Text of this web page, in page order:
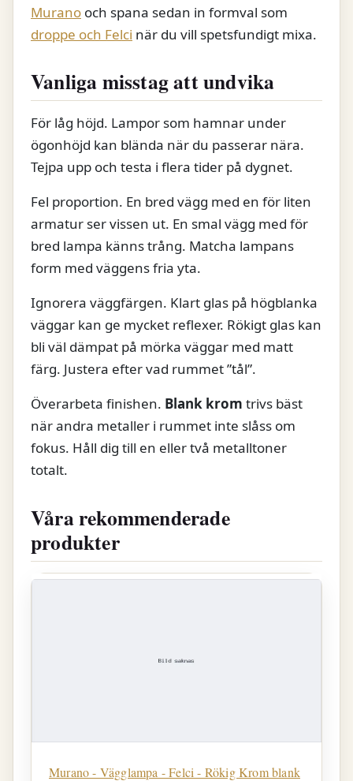
Murano och spana sedan in formval som
droppe och Felci när du vill spetsfundigt mixa.
Vanliga misstag att undvika
För låg höjd. Lampor som hamnar under
ögonhöjd kan blända när du passerar nära.
Tejpa upp och testa i flera tider på dygnet.
Fel proportion. En bred vägg med en för liten
armatur ser vissen ut. En smal vägg med för
bred lampa känns trång. Matcha lampans
form med väggens fria yta.
Ignorera väggfärgen. Klart glas på högblanka
väggar kan ge mycket reflexer. Rökigt glas kan
bli väl dämpat på mörka väggar med matt
färg. Justera efter vad rummet ”tål”.
Överarbeta finishen. Blank krom trivs bäst
när andra metaller i rummet inte slåss om
fokus. Håll dig till en eller två metalltoner
totalt.
Våra rekommenderade
produkter
Murano - Vägglampa - Felci - Rökig Krom blank